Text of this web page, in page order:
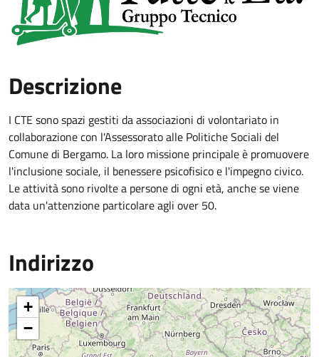
Descrizione
I CTE sono spazi gestiti da associazioni di volontariato in
collaborazione con l'Assessorato alle Politiche Sociali del
Comune di Bergamo. La loro missione principale è promuovere
l'inclusione sociale, il benessere psicofisico e l'impegno civico.
Le attività sono rivolte a persone di ogni età, anche se viene
data un'attenzione particolare agli over 50.
Indirizzo
+
−